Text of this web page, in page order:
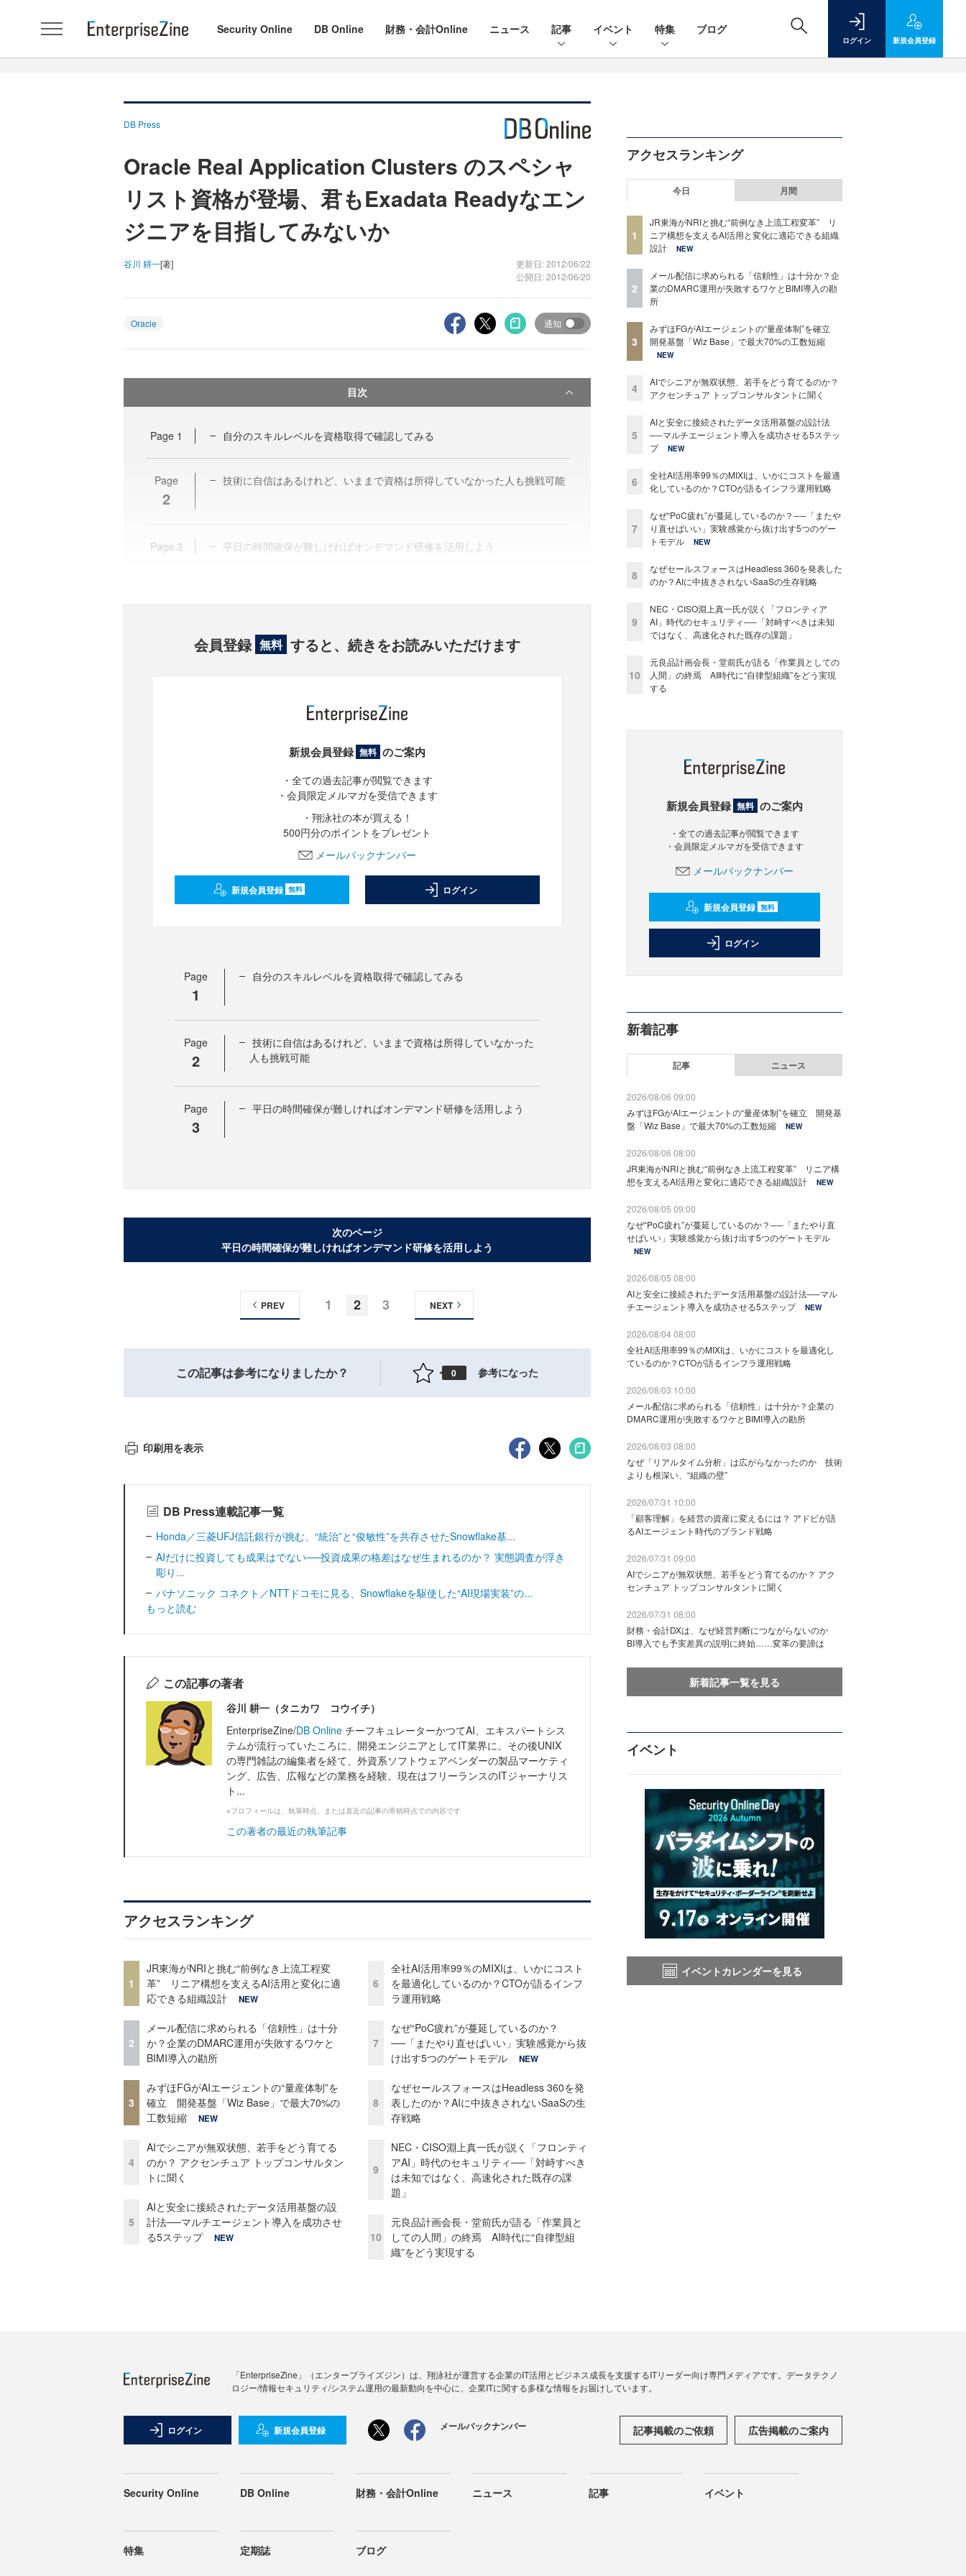
Security Online DB Online 財務・会計Online ニュース 記事 イベント 特集 ブログ
ログイン 新規会員登録
DB Press
Oracle Real Application Clusters のスペシャ
リスト資格が登場、君もExadata Readyなエン
ジニアを目指してみないか
谷川 耕一[著]
更新日: 2012/06/22
公開日: 2012/06/20
Oracle 通知
目次
Page 1 自分のスキルレベルを資格取得で確認してみる
Page
2
技術に自信はあるけれど、いままで資格は所得していなかった人も挑戦可能
Page 3 平日の時間確保が難しければオンデマンド研修を活用しよう
会員登録 無料 すると、続きをお読みいただけます
新規会員登録 無料 のご案内
・全ての過去記事が閲覧できます
・会員限定メルマガを受信できます
・翔泳社の本が買える！
500円分のポイントをプレゼント
メールバックナンバー
新規会員登録 無料 ログイン
Page
1
自分のスキルレベルを資格取得で確認してみる
Page
2
技術に自信はあるけれど、いままで資格は所得していなかった
人も挑戦可能
Page
3
平日の時間確保が難しければオンデマンド研修を活用しよう
次のページ
平日の時間確保が難しければオンデマンド研修を活用しよう
1 2 3
PREV NEXT
この記事は参考になりましたか？ 0 参考になった
印刷用を表示
DB Press連載記事一覧
Honda／三菱UFJ信託銀行が挑む、“統治”と“俊敏性”を共存させたSnowflake基...
AIだけに投資しても成果はでない──投資成果の格差はなぜ生まれるのか？ 実態調査が浮き
彫り...
パナソニック コネクト／NTTドコモに見る、Snowflakeを駆使した“AI現場実装”の...
もっと読む
この記事の著者
谷川 耕一（タニカワ コウイチ）
EnterpriseZine/DB Online チーフキュレーターかつてAI、エキスパートシス
テムが流行っていたころに、開発エンジニアとしてIT業界に。その後UNIX
の専門雑誌の編集者を経て、外資系ソフトウェアベンダーの製品マーケティ
ング、広告、広報などの業務を経験。現在はフリーランスのITジャーナリス
ト...
※プロフィールは、執筆時点、または直近の記事の寄稿時点での内容です
この著者の最近の執筆記事
アクセスランキング
1
JR東海がNRIと挑む“前例なき上流工程変
革” リニア構想を支えるAI活用と変化に適
応できる組織設計
NEW
2
メール配信に求められる「信頼性」は十分
か？企業のDMARC運用が失敗するワケと
BIMI導入の勘所
3
みずほFGがAIエージェントの“量産体制”を
確立 開発基盤「Wiz Base」で最大70%の
工数短縮
NEW
4
AIでシニアが無双状態、若手をどう育てる
のか？ アクセンチュア トップコンサルタン
トに聞く
5
AIと安全に接続されたデータ活用基盤の設
計法──マルチエージェント導入を成功させ
る5ステップ
NEW
6
全社AI活用率99％のMIXIは、いかにコスト
を最適化しているのか？CTOが語るインフ
ラ運用戦略
7
なぜ“PoC疲れ”が蔓延しているのか？
──「またやり直せばいい」実験感覚から抜
け出す5つのゲートモデル
NEW
8
なぜセールスフォースはHeadless 360を発
表したのか？AIに中抜きされないSaaSの生
存戦略
9
NEC・CISO淵上真一氏が説く「フロンティ
アAI」時代のセキュリティ──「対峙すべき
は未知ではなく、高速化された既存の課
題」
10
元良品計画会長・堂前氏が語る「作業員と
しての人間」の終焉 AI時代に“自律型組
織”をどう実現する
アクセスランキング
今日 月間
1
JR東海がNRIと挑む“前例なき上流工程変革” リ
ニア構想を支えるAI活用と変化に適応できる組織
設計
NEW
2
メール配信に求められる「信頼性」は十分か？企
業のDMARC運用が失敗するワケとBIMI導入の勘
所
3
みずほFGがAIエージェントの“量産体制”を確立
開発基盤「Wiz Base」で最大70%の工数短縮
NEW
4
AIでシニアが無双状態、若手をどう育てるのか？
アクセンチュア トップコンサルタントに聞く
5
AIと安全に接続されたデータ活用基盤の設計法
──マルチエージェント導入を成功させる5ステッ
プ
NEW
6
全社AI活用率99％のMIXIは、いかにコストを最適
化しているのか？CTOが語るインフラ運用戦略
7
なぜ“PoC疲れ”が蔓延しているのか？──「またや
り直せばいい」実験感覚から抜け出す5つのゲー
トモデル
NEW
8
なぜセールスフォースはHeadless 360を発表した
のか？AIに中抜きされないSaaSの生存戦略
9
NEC・CISO淵上真一氏が説く「フロンティア
AI」時代のセキュリティ──「対峙すべきは未知
ではなく、高速化された既存の課題」
10
元良品計画会長・堂前氏が語る「作業員としての
人間」の終焉 AI時代に“自律型組織”をどう実現
する
新規会員登録 無料 のご案内
・全ての過去記事が閲覧できます
・会員限定メルマガを受信できます
メールバックナンバー
新規会員登録 無料
ログイン
新着記事
記事 ニュース
2026/08/06 09:00
みずほFGがAIエージェントの“量産体制”を確立 開発基
盤「Wiz Base」で最大70%の工数短縮
NEW
2026/08/06 08:00
JR東海がNRIと挑む“前例なき上流工程変革” リニア構
想を支えるAI活用と変化に適応できる組織設計
NEW
2026/08/05 09:00
なぜ“PoC疲れ”が蔓延しているのか？──「またやり直
せばいい」実験感覚から抜け出す5つのゲートモデル
NEW
2026/08/05 08:00
AIと安全に接続されたデータ活用基盤の設計法──マル
チエージェント導入を成功させる5ステップ
NEW
2026/08/04 08:00
全社AI活用率99％のMIXIは、いかにコストを最適化し
ているのか？CTOが語るインフラ運用戦略
2026/08/03 10:00
メール配信に求められる「信頼性」は十分か？企業の
DMARC運用が失敗するワケとBIMI導入の勘所
2026/08/03 08:00
なぜ「リアルタイム分析」は広がらなかったのか 技術
よりも根深い、“組織の壁”
2026/07/31 10:00
「顧客理解」を経営の資産に変えるには？ アドビが語
るAIエージェント時代のブランド戦略
2026/07/31 09:00
AIでシニアが無双状態、若手をどう育てるのか？ アク
センチュア トップコンサルタントに聞く
2026/07/31 08:00
財務・会計DXは、なぜ経営判断につながらないのか
BI導入でも予実差異の説明に終始……変革の要諦は
新着記事一覧を見る
イベント
イベントカレンダーを見る
「EnterpriseZine」（エンタープライズジン）は、翔泳社が運営する企業のIT活用とビジネス成長を支援するITリーダー向け専門メディアです。データテクノ
ロジー/情報セキュリティ/システム運用の最新動向を中心に、企業ITに関する多様な情報をお届けしています。
ログイン 新規会員登録 メールバックナンバー 記事掲載のご依頼 広告掲載のご案内
Security Online DB Online 財務・会計Online ニュース 記事 イベント
特集 定期誌 ブログ